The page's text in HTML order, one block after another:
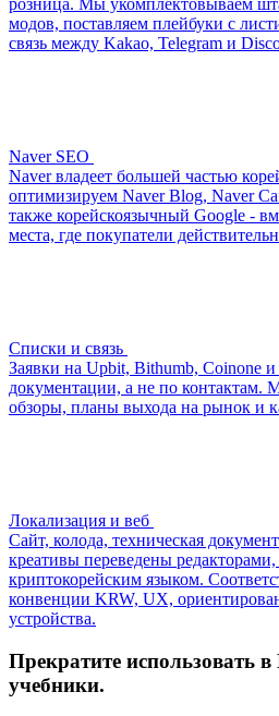
розница. Мы укомплектовываем
модов, поставляем плейбуки с
связь между Kakao, Telegram и
Naver SEO
Naver владеет большей частью
оптимизируем Naver Blog, Naver
также корейскоязычный Google -
места, где покупатели
Списки и связь
Заявки на Upbit, Bithumb, Coinone
документации, а не по контактам.
обзоры, планы выхода на рынок и
Локализация и веб
Сайт, колода, техническая
креативы переведены
криптокорейским языком.
конвенции KRW, UX,
устройства.
Прекратите использовать
учебники.